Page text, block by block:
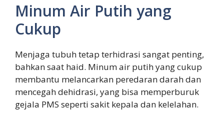
Minum Air Putih yang
Cukup
Menjaga tubuh tetap terhidrasi sangat penting,
bahkan saat haid. Minum air putih yang cukup
membantu melancarkan peredaran darah dan
mencegah dehidrasi, yang bisa memperburuk
gejala PMS seperti sakit kepala dan kelelahan.